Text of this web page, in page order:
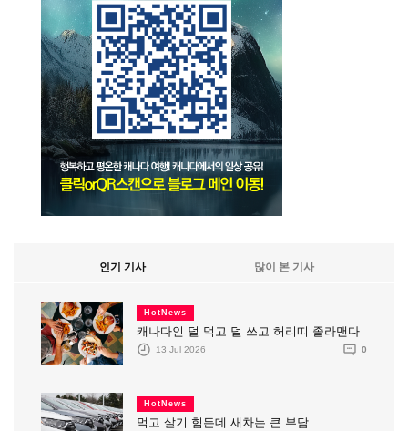
인기 기사 많이 본 기사
HotNews
캐나다인 덜 먹고 덜 쓰고 허리띠 졸라맨다
13 Jul 2026 0
HotNews
먹고 살기 힘든데 새차는 큰 부담